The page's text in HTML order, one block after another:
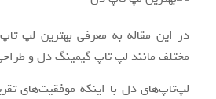
در این مقاله به معرفی بهترین لپ
مختلف مانند لپ تاپ گیمینگ دل و
لپ‌تاپ‌های دل با اینکه موفقیت‌های